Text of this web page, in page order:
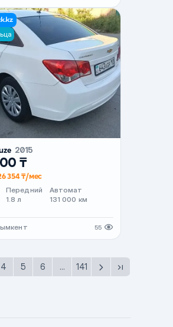
2015
₸
354 ₸/мес
Передний
1.8 л
Автомат
131 000 км
55
4 5 6 ... 141